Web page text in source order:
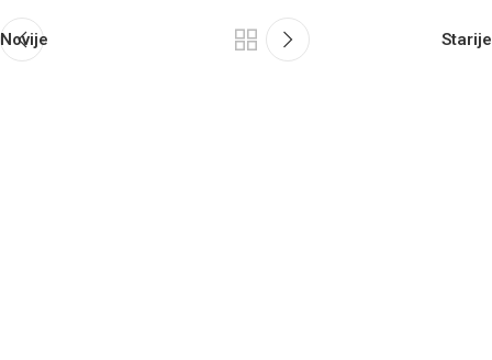
Novije Starije